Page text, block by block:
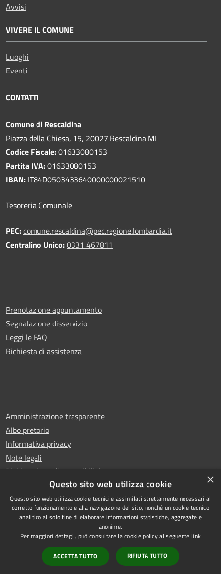
Avvisi
VIVERE IL COMUNE
Luoghi
Eventi
CONTATTI
Comune di Rescaldina
Piazza della Chiesa, 15, 20027 Rescaldina MI
Codice Fiscale:01633080153
Partita IVA:01633080153
IBAN: IT84D0503433640000000021510
Tesoreria Comunale
PEC:comune.rescaldina@pec.regione.lombardia.it
Centralino Unico:0331 467811
Prenotazione appuntamento
Segnalazione disservizio
Leggi le FAQ
Richiesta di assistenza
Amministrazione trasparente
Albo pretorio
Informativa privacy
Note legali
Dichiarazione di accessibilità
RSS
Accessibilità
Copyright © 2026 • Comune di
Rescaldina • Powered by
Municipium•Accesso
redazione
×
Questo sito web utilizza cookie
Questo sito web utilizza cookie tecnici e assimilati strettamente necessari al
corretto funzionamento e alla navigazione del sito, nonché un cookie tecnico
analitico al solo fine di elaborare informazioni statistiche, aggregate e
anonime.
Per maggiori dettagli, può consultare la cookie policy al seguente link
ACCETTA TUTTO RIFIUTA TUTTO